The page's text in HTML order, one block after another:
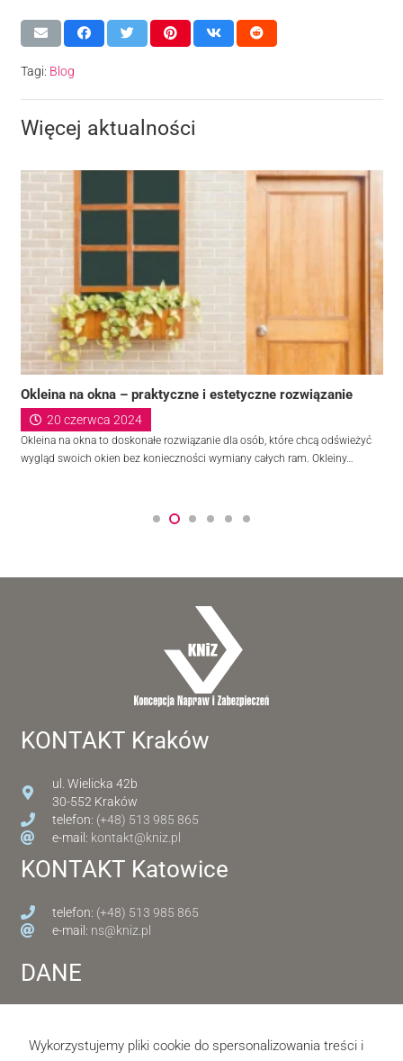
Tagi: Blog
Więcej aktualności
Okleina na okna – praktyczne i estetyczne rozwiązanie
20 czerwca 2024
Okleina na okna to doskonałe rozwiązanie dla osób, które chcą odświeżyć
wygląd swoich okien bez konieczności wymiany całych ram. Okleiny…
KONTAKT Kraków
ul. Wielicka 42b
30-552 Kraków
telefon: (+48) 513 985 865
e-mail: kontakt@kniz.pl
KONTAKT Katowice
telefon: (+48) 513 985 865
e-mail: ns@kniz.pl
DANE
Wykorzystujemy pliki cookie do spersonalizowania treści i